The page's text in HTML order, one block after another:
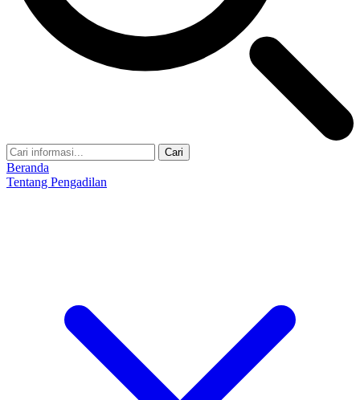
Cari
Beranda
Tentang Pengadilan